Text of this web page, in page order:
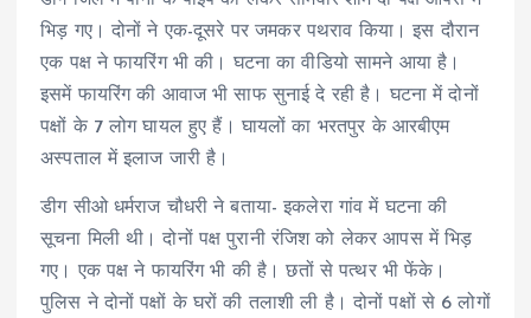
भिड़ गए। दोनों ने एक-दूसरे पर जमकर पथराव किया। इस दौरान
एक पक्ष ने फायरिंग भी की। घटना का वीडियो सामने आया है।
इसमें फायरिंग की आवाज भी साफ सुनाई दे रही है। घटना में दोनों
पक्षों के 7 लोग घायल हुए हैं। घायलों का भरतपुर के आरबीएम
अस्पताल में इलाज जारी है।
डीग सीओ धर्मराज चौधरी ने बताया- इकलेरा गांव में घटना की
सूचना मिली थी। दोनों पक्ष पुरानी रंजिश को लेकर आपस में भिड़
गए। एक पक्ष ने फायरिंग भी की है। छतों से पत्थर भी फेंके।
पुलिस ने दोनों पक्षों के घरों की तलाशी ली है। दोनों पक्षों से 6 लोगों